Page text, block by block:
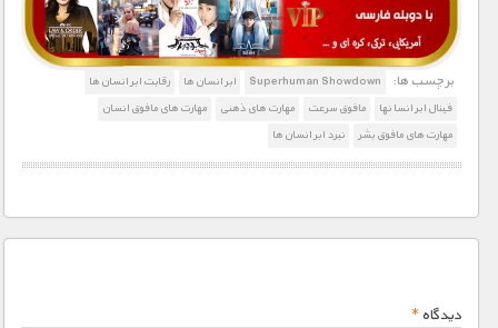
برچسب ها: Superhuman Showdown ابر انسان ها
رقابت ابر انسان ها
فینال ابر انسا نها
مافوق سرعت مهارت های ذهنی
مهارت های مافوق انسان
مهارت های مافوق بشر
نبرد ابر انسان ها
دیدگاه*